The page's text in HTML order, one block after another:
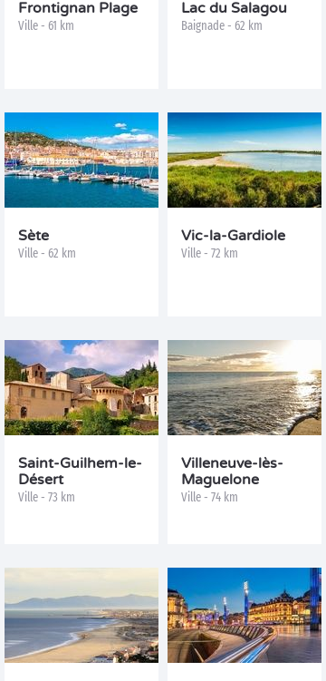
Frontignan Plage
Ville - 61 km
Lac du Salagou
Baignade - 62 km
Sète
Ville - 62 km
Vic-la-Gardiole
Ville - 72 km
Saint-Guilhem-le-
Désert
Ville - 73 km
Villeneuve-lès-
Maguelone
Ville - 74 km